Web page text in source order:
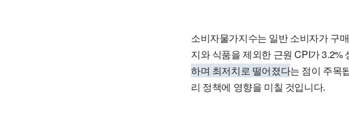
소비자물가지수는 일반 소비자가 구
지와 식품을 제외한 근원 CPI가3.2%
하며 최저치로 떨어졌다는 점이 주목
리 정책에 영향을 미칠 것입니다.